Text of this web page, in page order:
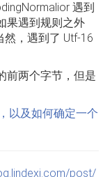
遇到
果遇到规则之外
然，遇到了 Utf-16
前两个字节，但是
以及如何确定一个
post/